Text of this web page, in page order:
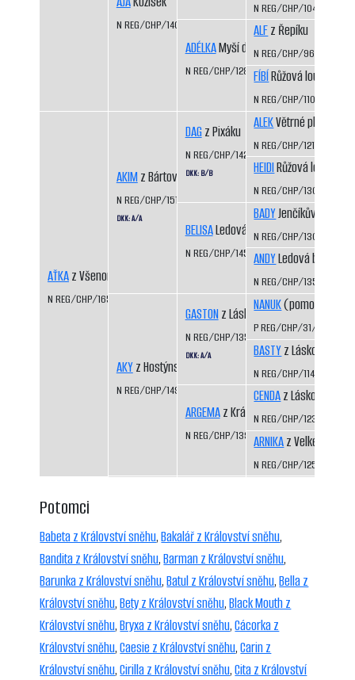
AŤKAz Všenorských strání
N REG/CHP/1654/12
N REG/CHP/1409/07/10
AKIMz Bártova háje
N REG/CHP/1512/09/11
DKK: A/A
AKYz Hostýnského trailu
N REG/CHP/1498/09/12
ADÉLKAMyší díra
N REG/CHP/1285/02/06
DAGz Pixáku
N REG/CHP/1425/07/09
DKK: B/B
BELISALedová bouře
N REG/CHP/1453/07/09
GASTONz Láskova
N REG/CHP/1354/04/06
DKK: A/A
ARGEMAz Království sněhu
N REG/CHP/1394/06/08
N REG/CHP/1044/97/99
ALFz Řepíku
N REG/CHP/962/96/98
FÍBÍRůžová louka
N REG/CHP/1109/99/01
ALEKVětrné pláně
N REG/CHP/1217/01/05
HEIDIRůžová louka
N REG/CHP/1306/03/
BADYJenčíkův les
N REG/CHP/1308/03/
ANDYLedová bouře
N REG/CHP/1350/04/
NANUK(pomocný
P REG/CHP/31/99/01
BASTYz Láskova
N REG/CHP/1141/99/01
CENDAz Láskova
N REG/CHP/1235/01/03
ARNIKAz Velké Suché
N REG/CHP/1250/02/04
Potomci
Babeta z Království sněhu,Bakalář z Království sněhu,
Bandita z Království sněhu,Barman z Království sněhu,
Barunka z Království sněhu,Batul z Království sněhu,Bella z
Království sněhu,Bety z Království sněhu,Black Mouth z
Království sněhu,Bryxa z Království sněhu,Cácorka z
Království sněhu,Caesie z Království sněhu,Carin z
Království sněhu,Cirilla z Království sněhu,Cita z Království